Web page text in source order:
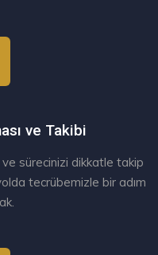
ve Takibi
sürecinizi dikkatle takip
tecrübemizle bir adım